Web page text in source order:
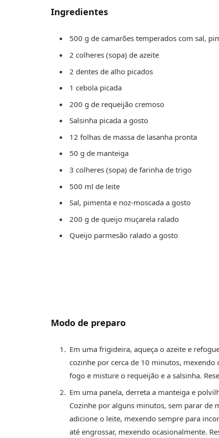
Ingredientes
500 g de camarões temperados com sal,
2 colheres (sopa) de azeite
2 dentes de alho picados
1 cebola picada
200 g de requeijão cremoso
Salsinha picada a gosto
12 folhas de massa de lasanha pronta
50 g de manteiga
3 colheres (sopa) de farinha de trigo
500 ml de leite
Sal, pimenta e noz-moscada a gosto
200 g de queijo muçarela ralado
Queijo parmesão ralado a gosto
Modo de preparo
Em uma frigideira, aqueça o azeite e
cozinhe por cerca de 10 minutos,
fogo e misture o requeijão e a salsinha.
Em uma panela, derreta a manteiga e
Cozinhe por alguns minutos, sem parar de
adicione o leite, mexendo sempre para
até engrossar, mexendo ocasionalmente.